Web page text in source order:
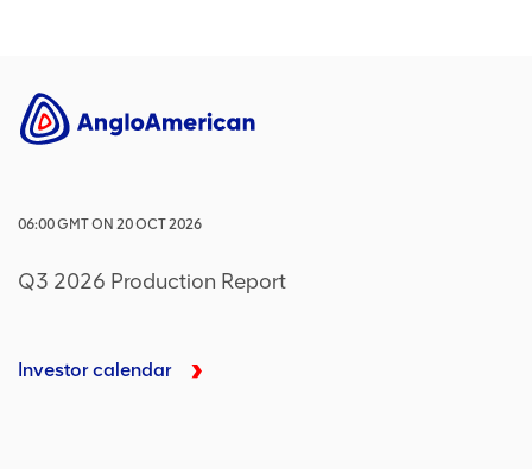
06:00GMTON 20 OCT 2026
Q3 2026 Production Report
Investor calendar